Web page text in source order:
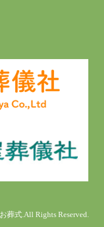
葬式.All Rights Reserved.